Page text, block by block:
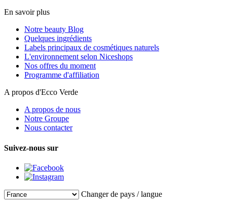
En savoir plus
Notre beauty Blog
Quelques ingrédients
Labels principaux de cosmétiques naturels
L'environnement selon Niceshops
Nos offres du moment
Programme d'affiliation
A propos d'Ecco Verde
A propos de nous
Notre Groupe
Nous contacter
Suivez-nous sur
Changer de pays / langue